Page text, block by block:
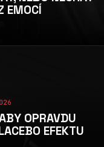
EMOCÍ
OPRAVDU
EFEKTU